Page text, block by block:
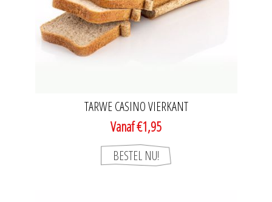
TARWE CASINO VIERKANT
Vanaf €1,95